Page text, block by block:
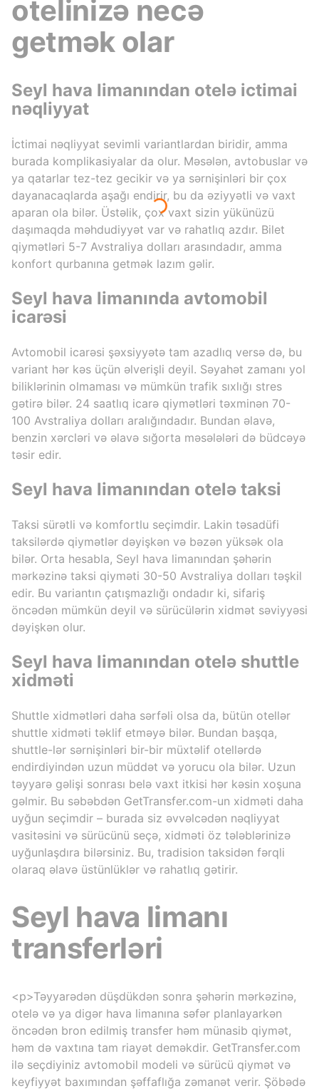
otelinizə necə
getmək olar
Seyl hava limanından otelə ictimai
nəqliyyat
İctimai nəqliyyat sevimli variantlardan biridir, amma
burada komplikasiyalar da olur. Məsələn, avtobuslar və
ya qatarlar tez-tez gecikir və ya sərnişinləri bir çox
dayanacaqlarda aşağı endirir, bu da əziyyətli və vaxt
aparan ola bilər. Üstəlik, çox vaxt sizin yükünüzü
daşımaqda məhdudiyyət var və rahatlıq azdır. Bilet
qiymətləri 5-7 Avstraliya dolları arasındadır, amma
konfort qurbanına getmək lazım gəlir.
Seyl hava limanında avtomobil
icarəsi
Avtomobil icarəsi şəxsiyyətə tam azadlıq versə də, bu
variant hər kəs üçün əlverişli deyil. Səyahət zamanı yol
biliklərinin olmaması və mümkün trafik sıxlığı stres
gətirə bilər. 24 saatlıq icarə qiymətləri təxminən 70-
100 Avstraliya dolları aralığındadır. Bundan əlavə,
benzin xərcləri və əlavə sığorta məsələləri də büdcəyə
təsir edir.
Seyl hava limanından otelə taksi
Taksi sürətli və komfortlu seçimdir. Lakin təsadüfi
taksilərdə qiymətlər dəyişkən və bəzən yüksək ola
bilər. Orta hesabla, Seyl hava limanından şəhərin
mərkəzinə taksi qiyməti 30-50 Avstraliya dolları təşkil
edir. Bu variantın çatışmazlığı ondadır ki, sifariş
öncədən mümkün deyil və sürücülərin xidmət səviyyəsi
dəyişkən olur.
Seyl hava limanından otelə shuttle
xidməti
Shuttle xidmətləri daha sərfəli olsa da, bütün otellər
shuttle xidməti təklif etməyə bilər. Bundan başqa,
shuttle-lər sərnişinləri bir-bir müxtəlif otellərdə
endirdiyindən uzun müddət və yorucu ola bilər. Uzun
təyyarə gəlişi sonrası belə vaxt itkisi hər kəsin xoşuna
gəlmir. Bu səbəbdən GetTransfer.com-un xidməti daha
uyğun seçimdir – burada siz əvvəlcədən nəqliyyat
vasitəsini və sürücünü seçə, xidməti öz tələblərinizə
uyğunlaşdıra bilərsiniz. Bu, tradision taksidən fərqli
olaraq əlavə üstünlüklər və rahatlıq gətirir.
Seyl hava limanı
transferləri
<p>Təyyarədən düşdükdən sonra şəhərin mərkəzinə,
otelə və ya digər hava limanına səfər planlayarkən
öncədən bron edilmiş transfer həm münasib qiymət,
həm də vaxtına tam riayət deməkdir. GetTransfer.com
ilə seçdiyiniz avtomobil modeli və sürücü qiymət və
keyfiyyət baxımından şəffaflığa zəmanət verir. Şöbədə